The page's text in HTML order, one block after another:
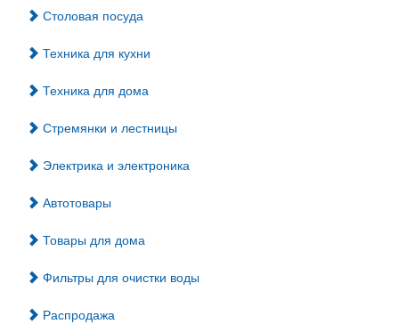
Столовая посуда
Техника для кухни
Техника для дома
Стремянки и лестницы
Электрика и электроника
Автотовары
Товары для дома
Фильтры для очистки воды
Распродажа